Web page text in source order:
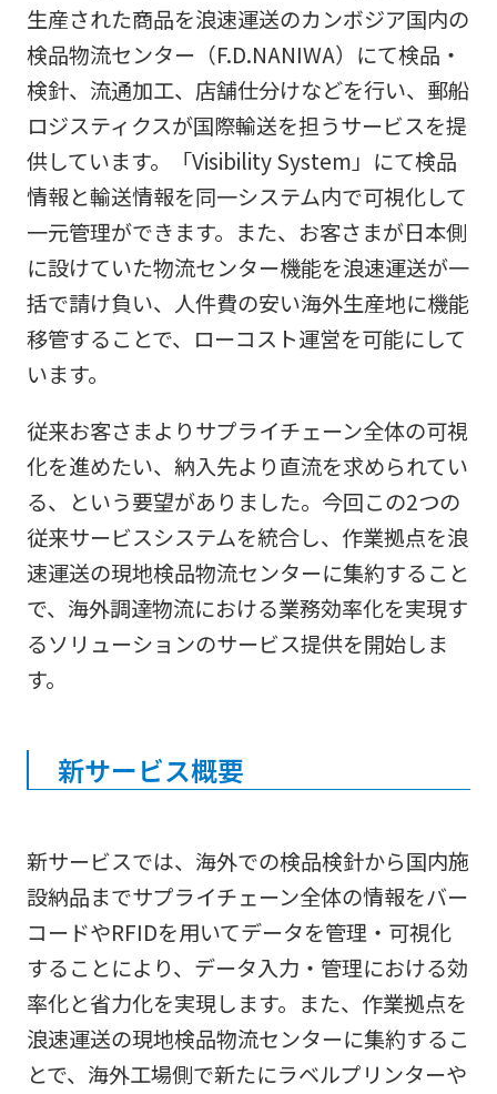
生産された商品を浪速運送のカンボジア国内の
検品物流センター（F.D.NANIWA）にて検品・
検針、流通加工、店舗仕分けなどを行い、郵船
ロジスティクスが国際輸送を担うサービスを提
供しています。「Visibility System」にて検品
情報と輸送情報を同一システム内で可視化して
一元管理ができます。また、お客さまが日本側
に設けていた物流センター機能を浪速運送が一
括で請け負い、人件費の安い海外生産地に機能
移管することで、ローコスト運営を可能にして
います。
従来お客さまよりサプライチェーン全体の可視
化を進めたい、納入先より直流を求められてい
る、という要望がありました。今回この2つの
従来サービスシステムを統合し、作業拠点を浪
速運送の現地検品物流センターに集約すること
で、海外調達物流における業務効率化を実現す
るソリューションのサービス提供を開始しま
す。
新サービス概要
新サービスでは、海外での検品検針から国内施
設納品までサプライチェーン全体の情報をバー
コードやRFIDを用いてデータを管理・可視化
することにより、データ入力・管理における効
率化と省力化を実現します。また、作業拠点を
浪速運送の現地検品物流センターに集約するこ
とで、海外工場側で新たにラベルプリンターや